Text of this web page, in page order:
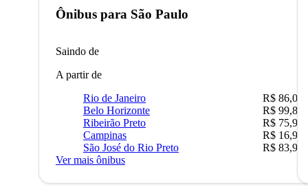
Ônibus para São Paulo
Saindo de
A partir de
Rio de Janeiro
R$ 86,00
Belo Horizonte
R$ 99,89
Ribeirão Preto
R$ 75,90
Campinas
R$ 16,90
São José do Rio Preto
R$ 83,90
Ver mais ônibus